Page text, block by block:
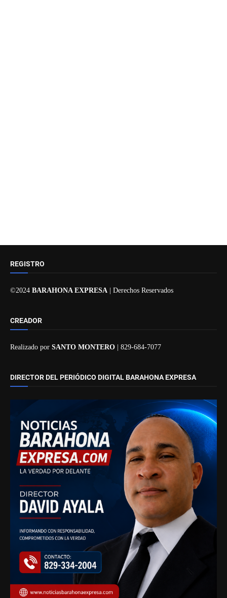
REGISTRO
©2024 BARAHONA EXPRESA | Derechos Reservados
CREADOR
Realizado por SANTO MONTERO | 829-684-7077
DIRECTOR DEL PERIÓDICO DIGITAL BARAHONA EXPRESA